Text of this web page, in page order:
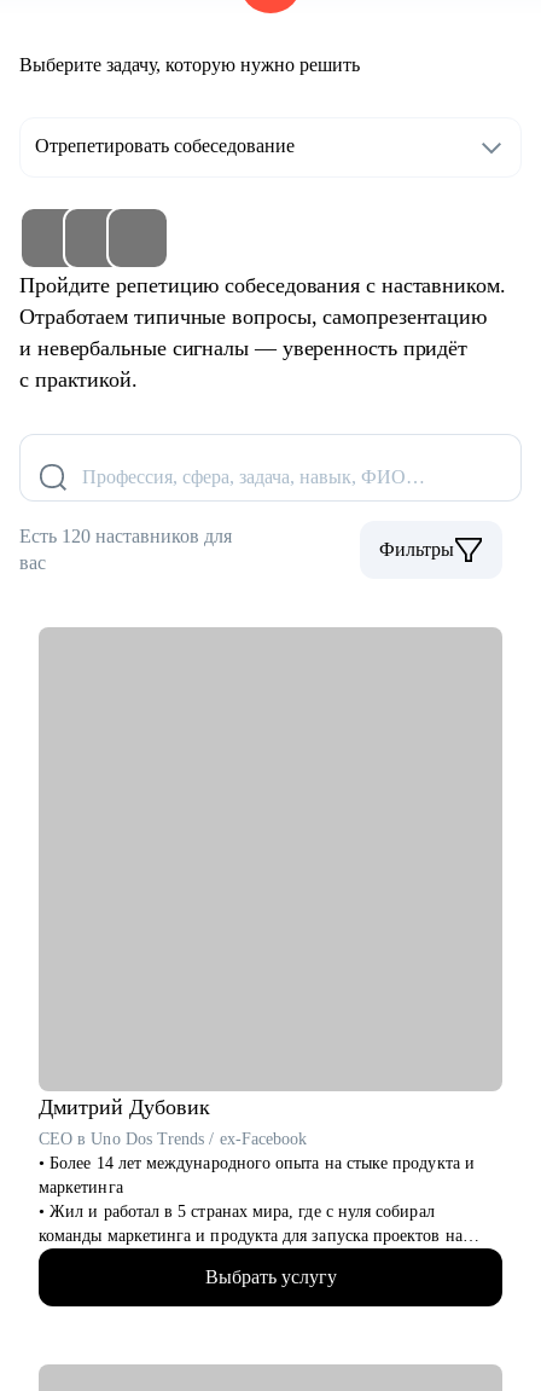
Выберите задачу, которую нужно решить
Отрепетировать собеседование
Пройдите репетицию собеседования с наставником.
Отработаем типичные вопросы, самопрезентацию
и невербальные сигналы — уверенность придёт
с практикой.
Профессия, сфера, задача, навык, ФИО…
Есть 120 наставников для
вас
Фильтры
Дмитрий Дубовик
CEO в Uno Dos Trends / ex-Facebook
• Более 14 лет международного опыта на стыке продукта и
маркетинга
• Жил и работал в 5 странах мира, где с нуля собирал
команды маркетинга и продукта для запуска проектов на
рынках США и Европы
• Вывел на рынок UK мобильное приложение в сфере фудтех
в роли CMO
Выбрать услугу